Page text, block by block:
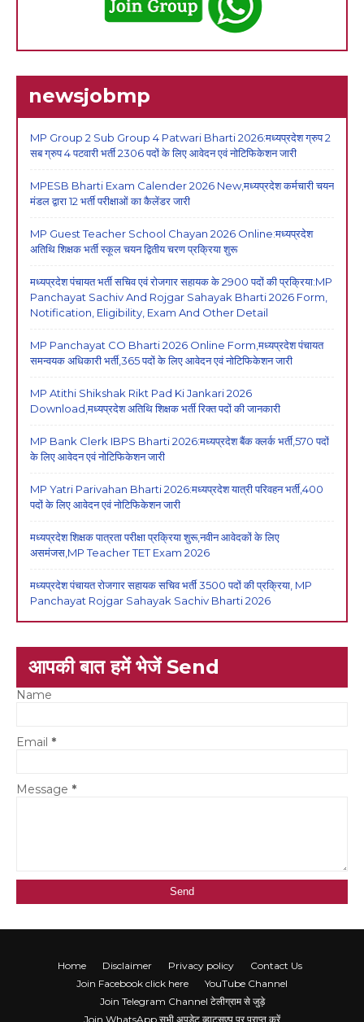
newsjobmp
MP Group 2 Sub Group 4 Patwari Bharti 2026:मध्यप्रदेश ग्रुप 2
सब ग्रुप 4 पटवारी भर्ती 2306 पदों के लिए आवेदन एवं नोटिफिकेशन जारी
MPESB Bharti Exam Calender 2026 New,मध्यप्रदेश कर्मचारी चयन
मंडल द्वारा 12 भर्ती परीक्षाओं का कैलेंडर जारी
MP Guest Teacher School Chayan 2026 Online:मध्यप्रदेश
अतिथि शिक्षक भर्ती स्कूल चयन द्वितीय चरण प्रक्रिया शुरू
मध्यप्रदेश पंचायत भर्ती सचिव एवं रोजगार सहायक के 2900 पदों की प्रक्रिया:MP
Panchayat Sachiv And Rojgar Sahayak Bharti 2026 Form,
Notification, Eligibility, Exam And Other Detail
MP Panchayat CO Bharti 2026 Online Form,मध्यप्रदेश पंचायत
समन्वयक अधिकारी भर्ती,365 पदों के लिए आवेदन एवं नोटिफिकेशन जारी
MP Atithi Shikshak Rikt Pad Ki Jankari 2026
Download,मध्यप्रदेश अतिथि शिक्षक भर्ती रिक्त पदों की जानकारी
MP Bank Clerk IBPS Bharti 2026:मध्यप्रदेश बैंक क्लर्क भर्ती,570 पदों
के लिए आवेदन एवं नोटिफिकेशन जारी
MP Yatri Parivahan Bharti 2026:मध्यप्रदेश यात्री परिवहन भर्ती,400
पदों के लिए आवेदन एवं नोटिफिकेशन जारी
मध्यप्रदेश शिक्षक पात्रता परीक्षा प्रक्रिया शुरू,नवीन आवेदकों के लिए
असमंजस,MP Teacher TET Exam 2026
मध्यप्रदेश पंचायत रोजगार सहायक सचिव भर्ती 3500 पदों की प्रक्रिया, MP
Panchayat Rojgar Sahayak Sachiv Bharti 2026
आपकी बात हमें भेजें Send
Name
Email *
Message *
Home Disclaimer Privacy policy
Contact Us
Join Facebook click here
YouTube Channel
Join Telegram Channel टेलीग्राम से जुड़े
Join WhatsApp सभी अपडेट व्हाट्सएप पर प्राप्त करें